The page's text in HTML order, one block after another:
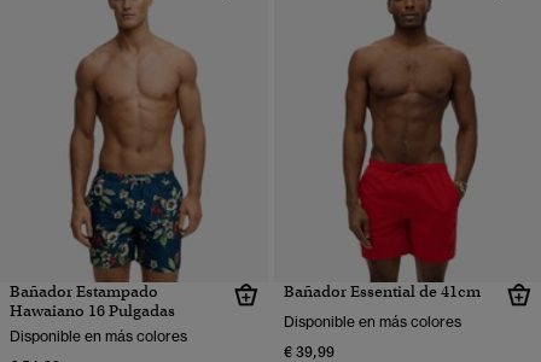
Bañador Estampado
Hawaiano 16 Pulgadas
Disponible en más colores
Bañador Essential de 41cm
Disponible en más colores
€ 39,99